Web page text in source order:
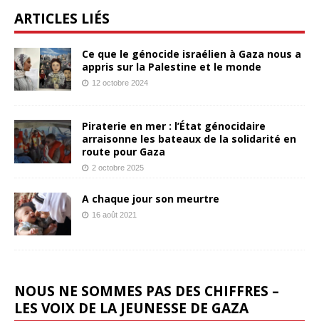
ARTICLES LIÉS
Ce que le génocide israélien à Gaza nous a
appris sur la Palestine et le monde
12 octobre 2024
Piraterie en mer : l’État génocidaire
arraisonne les bateaux de la solidarité en
route pour Gaza
2 octobre 2025
A chaque jour son meurtre
16 août 2021
NOUS NE SOMMES PAS DES CHIFFRES –
LES VOIX DE LA JEUNESSE DE GAZA